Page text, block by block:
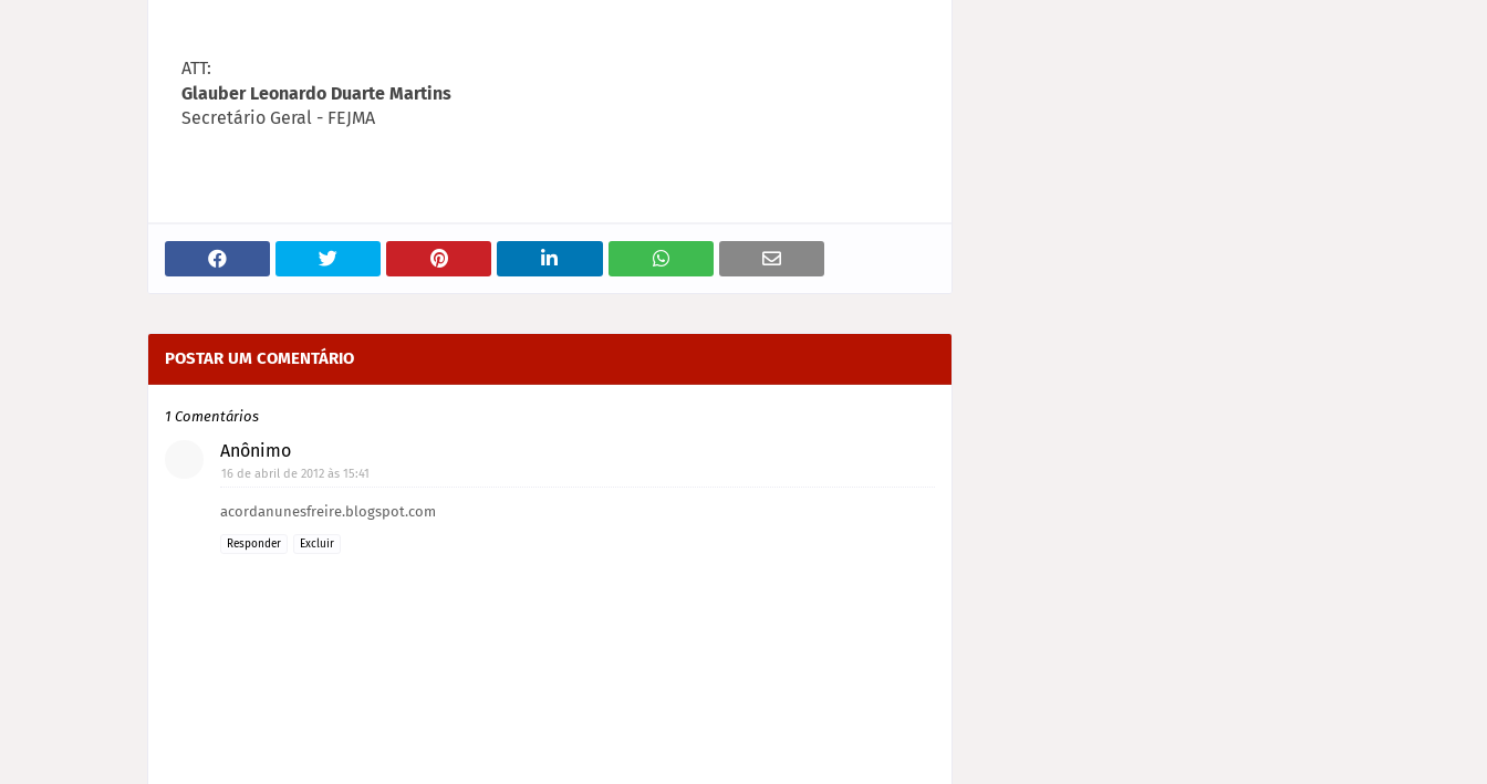
ATT:
Glauber Leonardo Duarte Martins
Secretário Geral - FEJMA
POSTAR UM COMENTÁRIO
1 Comentários
Anônimo
16 de abril de 2012 às 15:41
acordanunesfreire.blogspot.com
Responder Excluir